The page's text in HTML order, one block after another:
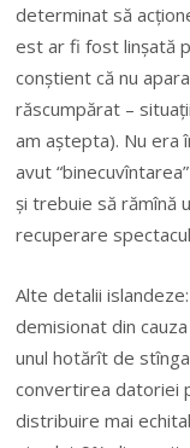
determinat să
est ar fi fost linşată
conştient că nu
răscumpărat –
am aştepta). Nu era
avut
şi trebuie să rămînă
recuperare
Alte detalii
demisionat din
unul hotărît de
convertirea datoriei
distribuire mai